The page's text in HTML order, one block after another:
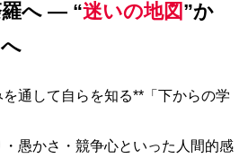
羅へ ― “迷いの地図”か
通して自らを知る**「下からの学
愚かさ・競争心といった人間的感